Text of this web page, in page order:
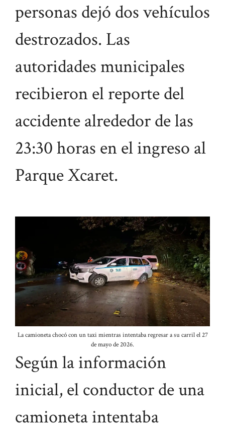
personas dejó dos vehículos
destrozados. Las
autoridades municipales
recibieron el reporte del
accidente alrededor de las
23:30 horas en el ingreso al
Parque Xcaret.
La camioneta chocó con un taxi mientras intentaba regresar a su carril el 27
de mayo de 2026.
Según la información
inicial, el conductor de una
camioneta intentaba